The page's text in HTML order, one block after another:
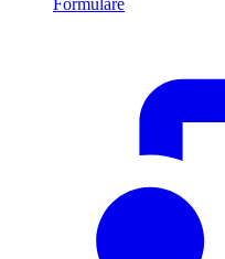
Formuláře